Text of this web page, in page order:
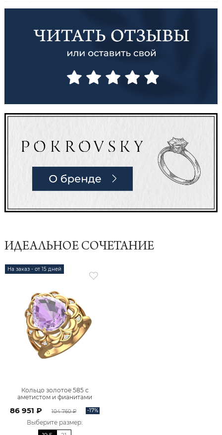
ИДЕАЛЬНОЕ СОЧЕТАНИЕ
На заказ - от 15 дней
Кольцо золотое 585 с
аметистом и фианитами
86 951 ₽ 104 760 ₽ -17%
Выберите размер: